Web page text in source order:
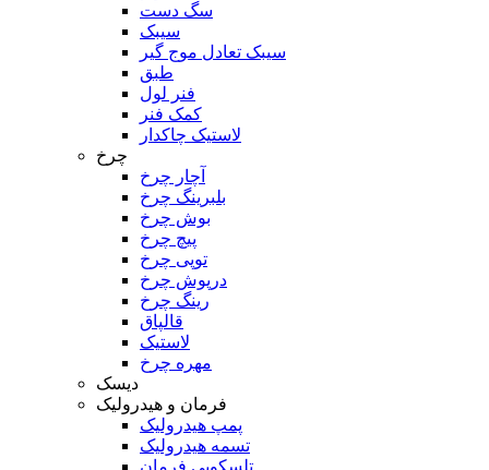
سگ دست
سیبک
سیبک تعادل موج گیر
طبق
فنر لول
کمک فنر
لاستیک چاکدار
چرخ
آچار چرخ
بلبرینگ چرخ
بوش چرخ
پیچ چرخ
توپی چرخ
درپوش چرخ
رینگ چرخ
قالپاق
لاستیک
مهره چرخ
دیسک
فرمان و هیدرولیک
پمپ هیدرولیک
تسمه هیدرولیک
تلسکوپی فرمان